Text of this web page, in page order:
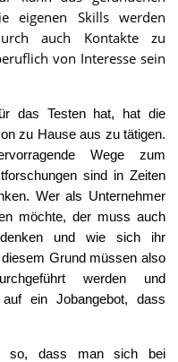
eigenen Skills werden
auch Kontakte zu
von Interesse sein
das Testen hat, hat die
zu Hause aus zu tätigen.
Wege zum
sind in Zeiten
Wer als Unternehmer
möchte, der muss auch
und wie sich ihr
Grund müssen also
werden und
ein Jobangebot, dass
so, dass man sich bei